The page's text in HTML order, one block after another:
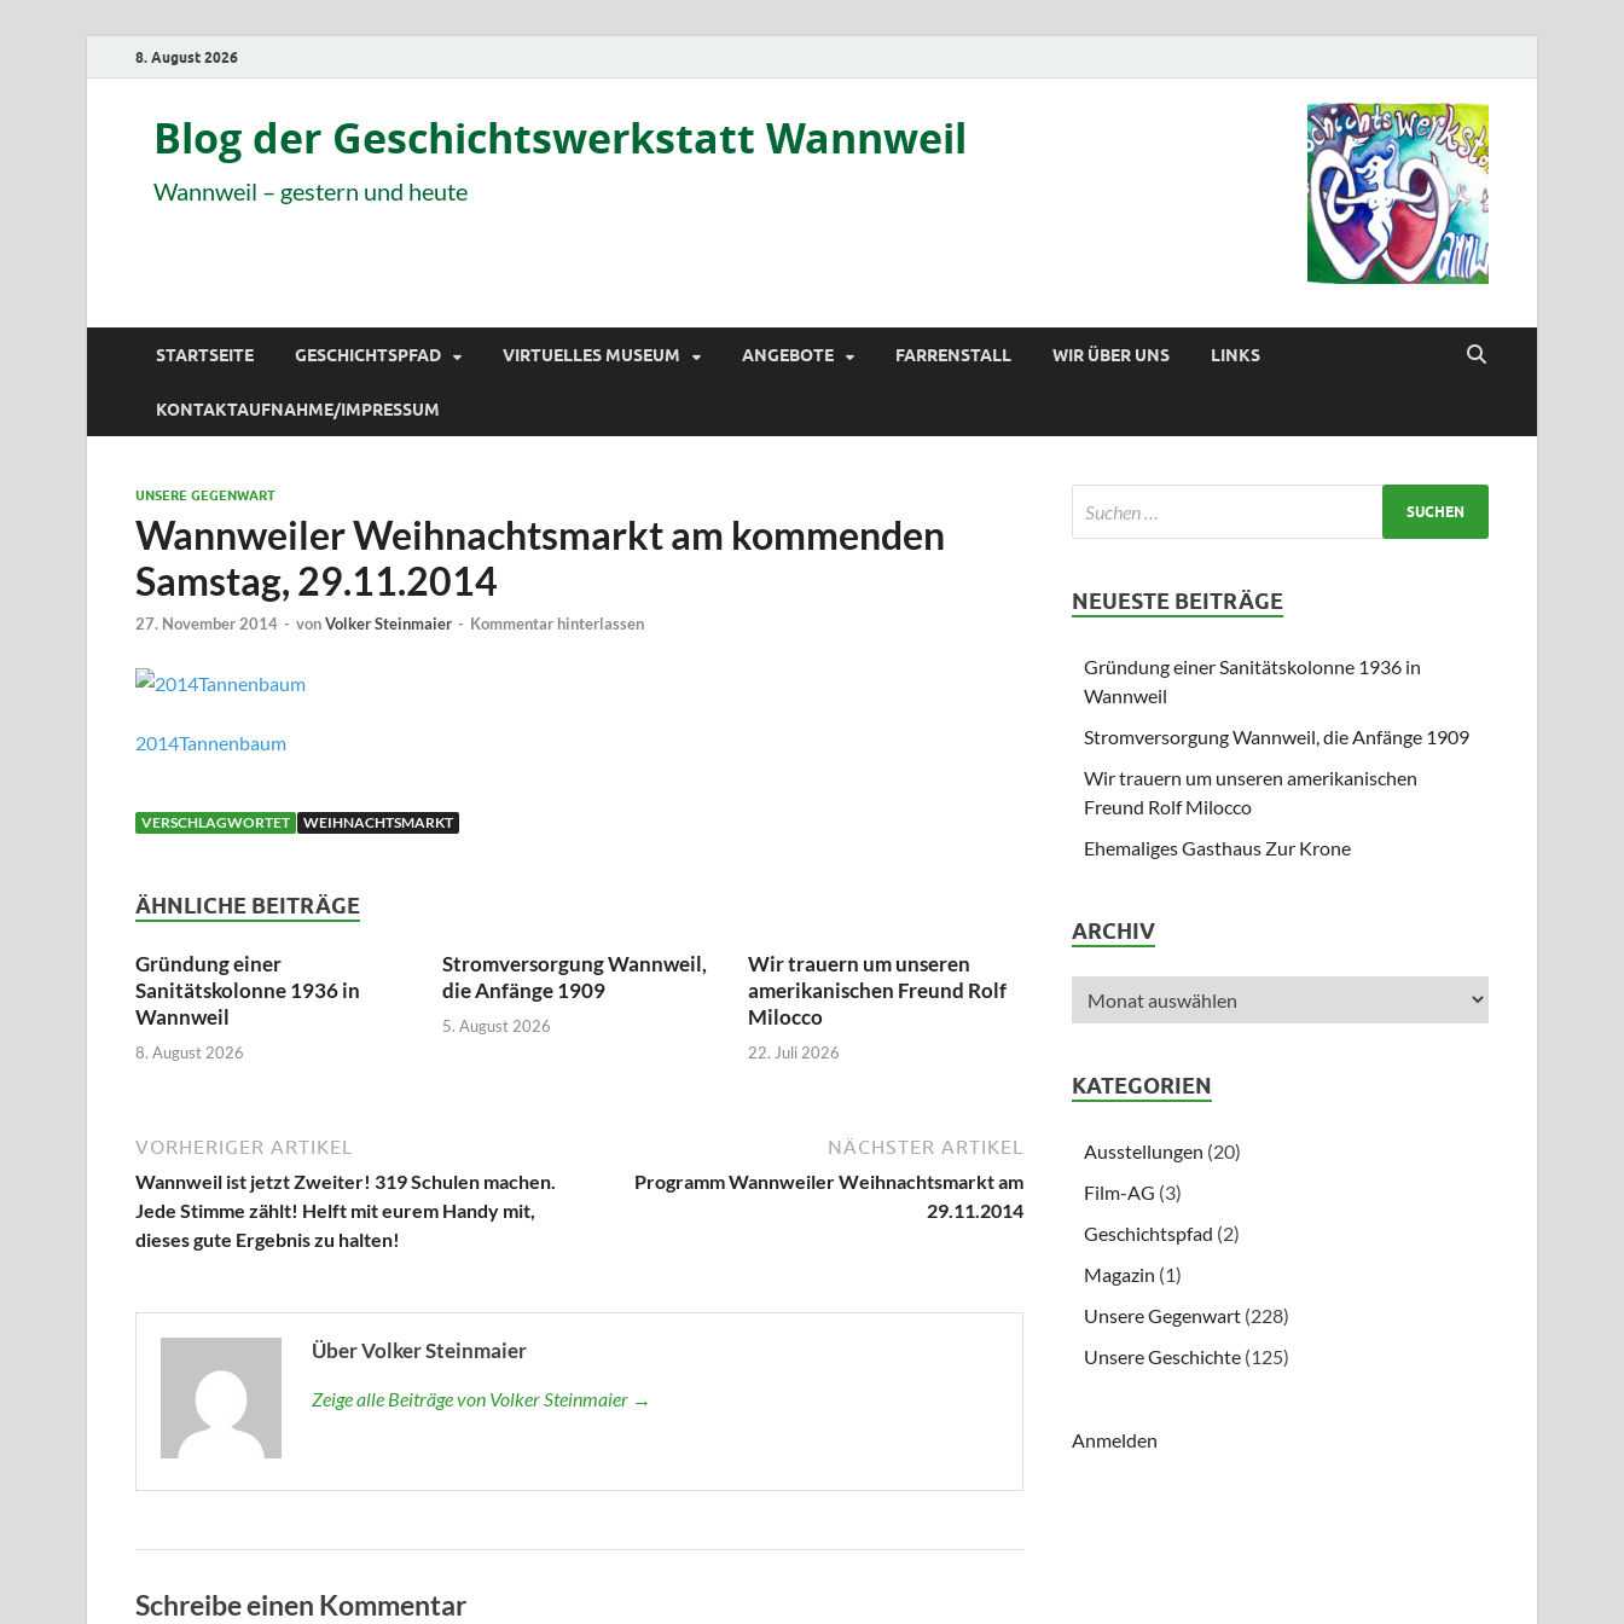
8. August 2026
Blog der Geschichtswerkstatt Wannweil
Wannweil – gestern und heute
STARTSEITE GESCHICHTSPFAD VIRTUELLES MUSEUM ANGEBOTE FARRENSTALL WIR ÜBER UNS LINKS
KONTAKTAUFNAHME/IMPRESSUM
UNSERE GEGENWART
Wannweiler Weihnachtsmarkt am kommenden
Samstag, 29.11.2014
27. November 2014 - vonVolker Steinmaier - Kommentar hinterlassen
2014Tannenbaum
VERSCHLAGWORTET WEIHNACHTSMARKT
ÄHNLICHE BEITRÄGE
Gründung einer
Sanitätskolonne 1936 in
Wannweil
8. August 2026
Stromversorgung Wannweil,
die Anfänge 1909
5. August 2026
Wir trauern um unseren
amerikanischen Freund Rolf
Milocco
22. Juli 2026
VORHERIGER ARTIKEL
Wannweil ist jetzt Zweiter! 319 Schulen machen.
Jede Stimme zählt! Helft mit eurem Handy mit,
dieses gute Ergebnis zu halten!
NÄCHSTER ARTIKEL
Programm Wannweiler Weihnachtsmarkt am
29.11.2014
Über Volker Steinmaier
Zeige alle Beiträge von Volker Steinmaier →
Schreibe einen Kommentar
NEUESTE BEITRÄGE
Gründung einer Sanitätskolonne 1936 in
Wannweil
Stromversorgung Wannweil, die Anfänge 1909
Wir trauern um unseren amerikanischen
Freund Rolf Milocco
Ehemaliges Gasthaus Zur Krone
ARCHIV
KATEGORIEN
Ausstellungen (20)
Film-AG (3)
Geschichtspfad (2)
Magazin (1)
Unsere Gegenwart (228)
Unsere Geschichte (125)
Anmelden